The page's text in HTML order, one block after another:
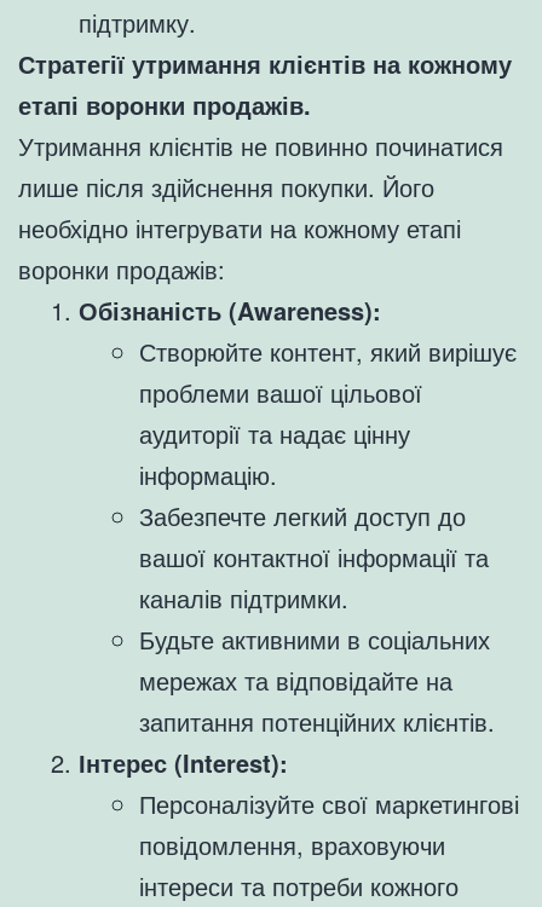
підтримку.
Стратегії утримання клієнтів на кожному
етапі воронки продажів.
Утримання клієнтів не повинно починатися
лише після здійснення покупки. Його
необхідно інтегрувати на кожному етапі
воронки продажів:
Обізнаність (Awareness):
Створюйте контент, який вирішує
проблеми вашої цільової
аудиторії та надає цінну
інформацію.
Забезпечте легкий доступ до
вашої контактної інформації та
каналів підтримки.
Будьте активними в соціальних
мережах та відповідайте на
запитання потенційних клієнтів.
Інтерес (Interest):
Персоналізуйте свої маркетингові
повідомлення, враховуючи
інтереси та потреби кожного